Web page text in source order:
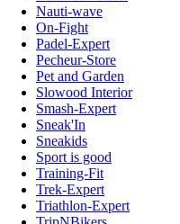
Nauti-wave
On-Fight
Padel-Expert
Pecheur-Store
Pet and Garden
Slowood Interior
Smash-Expert
Sneak'In
Sneakids
Sport is good
Training-Fit
Trek-Expert
Triathlon-Expert